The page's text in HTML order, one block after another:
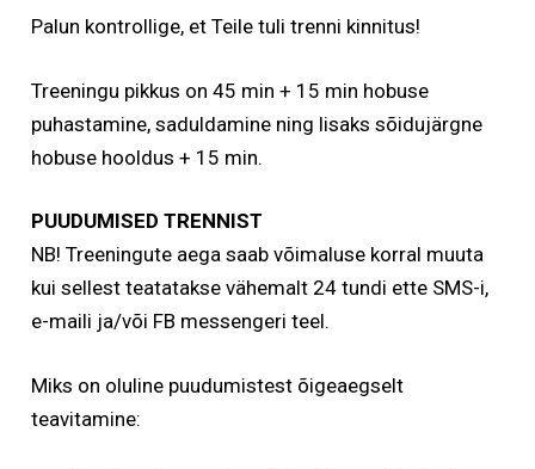
Palun kontrollige, et Teile tuli trenni kinnitus!
Treeningu pikkus on 45 min + 15 min hobuse
puhastamine, saduldamine ning lisaks sõidujärgne
hobuse hooldus + 15 min.
PUUDUMISED TRENNIST
NB! Treeningute aega saab võimaluse korral muuta
kui sellest teatatakse vähemalt 24 tundi ette SMS-i,
e-maili ja/või FB messengeri teel.
Miks on oluline puudumistest õigeaegselt
teavitamine: